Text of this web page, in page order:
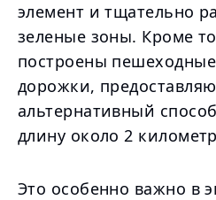
элемент и тщательно
зеленые зоны. Кроме
построены
дорожки,
альтернативный
длину около 2
Это особенно важно в